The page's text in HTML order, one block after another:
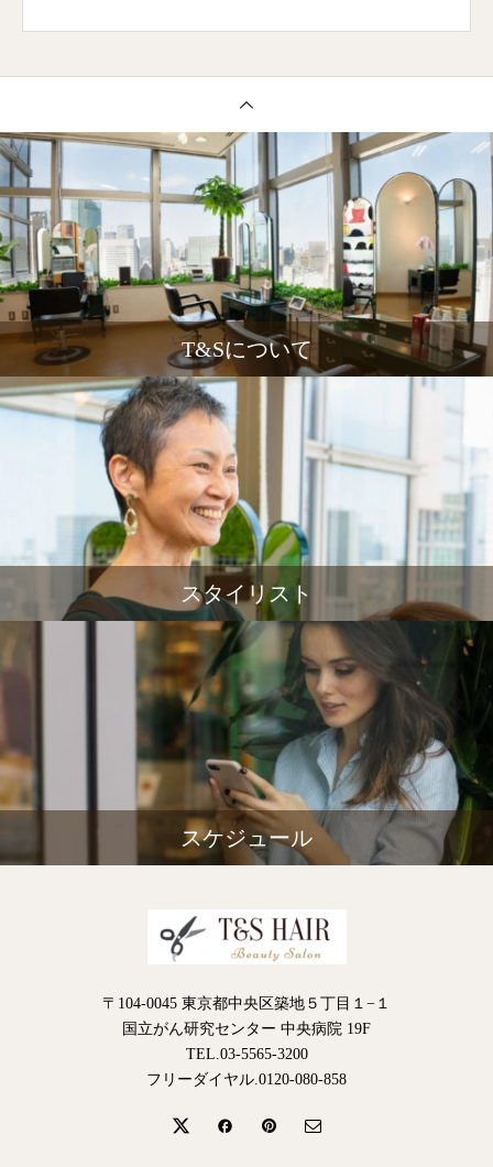
T&Sについて
スタイリスト
スケジュール
〒104-0045 東京都中央区築地５丁目１−１
国立がん研究センター 中央病院 19F
TEL.03-5565-3200
フリーダイヤル.0120-080-858